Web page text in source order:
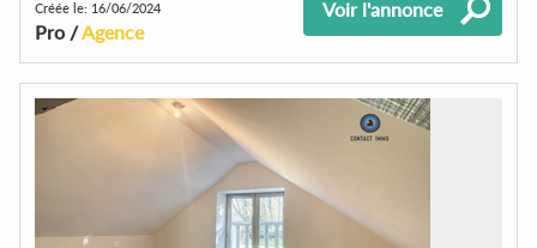
Créée le: 16/06/2024
Pro /Agence
Voir l'annonce